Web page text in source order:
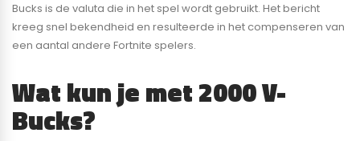
Bucks is de valuta die in het spel wordt gebruikt. Het bericht
kreeg snel bekendheid en resulteerde in het compenseren van
een aantal andere Fortnite spelers.
Wat kun je met 2000 V-
Bucks?